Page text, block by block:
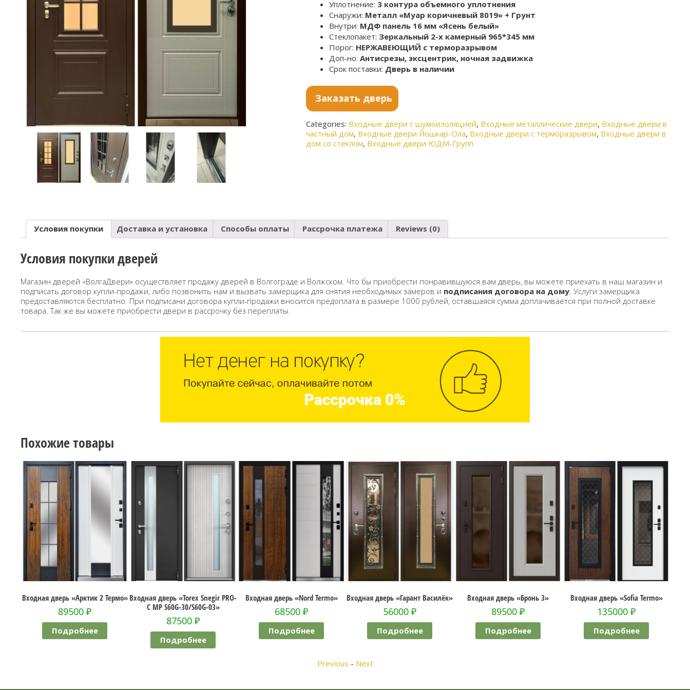
Уплотнение: 3 контура объемного уплотнения
Снаружи: Металл «Муар коричневый 8019» + Грунт
Внутри: МДФ панель 16 мм «Ясень белый»
Стеклопакет: Зеркальный 2-х камерный 965*345 мм
Порог: НЕРЖАВЕЮЩИЙ с терморазрывом
Доп-но:Антисрезы, эксцентрик, ночная задвижка
Срок поставки: Дверь в наличии
Заказать дверь
Categories: Входные двери с шумоизоляцией, Входные металлические двери, Входные двери в
частный дом, Входные двери Йошкар-Ола, Входные двери с терморазрывом, Входные двери в
дом со стеклом, Входные двери ЮДМ-Групп
Условия покупки Доставка и установка Способы оплаты Рассрочка платежа Reviews (0)
Условия покупки дверей
Магазин дверей «ВолгаДвери» осуществляет продажу дверей в Волгограде и Волжском. Что бы приобрести понравившуюся вам дверь, вы можете приехать в наш магазин и
подписать договор купли-продажи, либо позвонить нам и вызвать замерщика для снятия необходимых замеров и подписания договора на дому . Услуги замерщика
предоставляются бесплатно. При подписани договора купли-продажи вносится предоплата в размере 1000 рублей, оставшаяся сумма доплачивается при полной доставке
товара. Так же вы можете приобрести двери в рассрочку без переплаты.
Похожие товары
2 Термо»Входная дверь «Torex Snegir PRO-
C MP S60G-30/S60G-03»
87500
Подробнее
Входная дверь «Nord Termo»
68500
Подробнее
Входная дверь «Гарант Василёк»
56000
Подробнее
Входная дверь «Бронь 3»
89500
Подробнее
Входная дверь «Sofia Termo»
135000
Подробнее
Входная дверь «Лютик»
45400
Подробнее
Previous - Next